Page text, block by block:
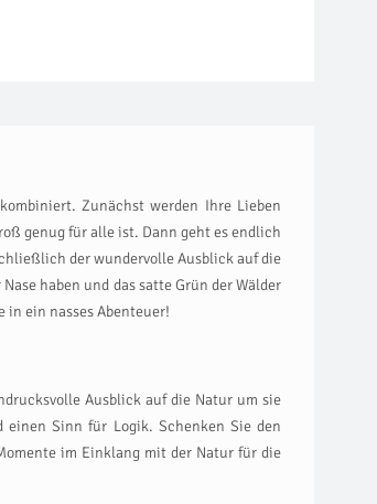
Zunächst werden Ihre Lieben
genug für alle ist. Dann geht es endlich
der wundervolle Ausblick auf die
haben und das satte Grün der Wälder
in ein nasses Abenteuer!
Ausblick auf die Natur um sie
Sinn für Logik. Schenken Sie den
im Einklang mit der Natur für die